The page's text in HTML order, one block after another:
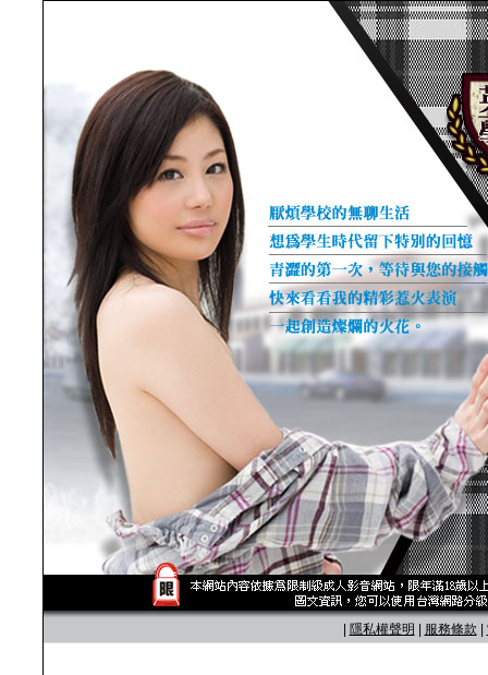
隱私權聲明 服務條款